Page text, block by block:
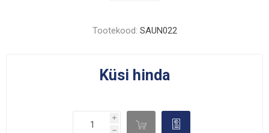
Tootekood: SAUN022
Küsi hinda
i
h
d 